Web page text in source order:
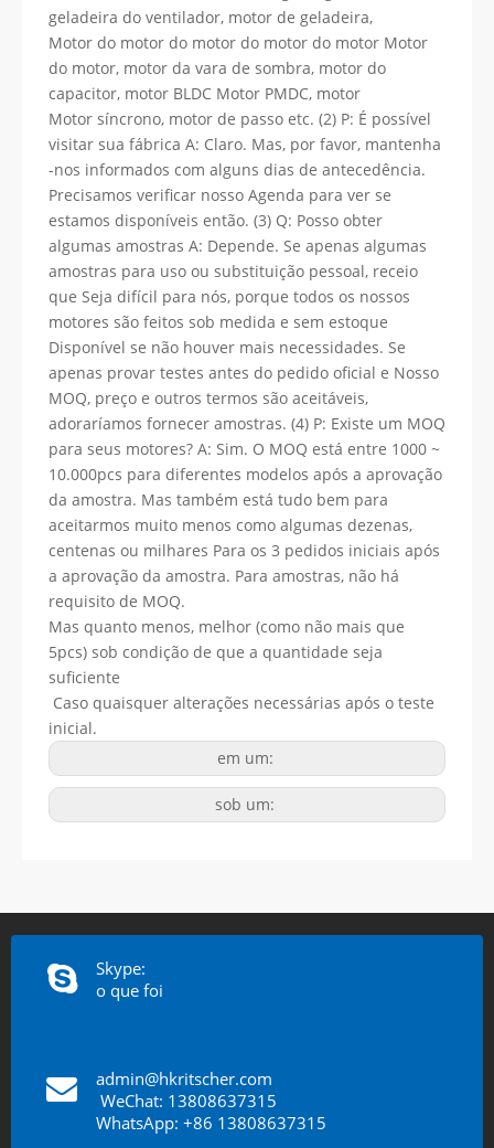
geladeira do ventilador, motor de geladeira,
Motor do motor do motor do motor do motor Motor
do motor, motor da vara de sombra, motor do
capacitor, motor BLDC Motor PMDC, motor
Motor síncrono, motor de passo etc. (2) P: É possível
visitar sua fábrica A: Claro. Mas, por favor, mantenha
-nos informados com alguns dias de antecedência.
Precisamos verificar nosso Agenda para ver se
estamos disponíveis então. (3) Q: Posso obter
algumas amostras A: Depende. Se apenas algumas
amostras para uso ou substituição pessoal, receio
que Seja difícil para nós, porque todos os nossos
motores são feitos sob medida e sem estoque
Disponível se não houver mais necessidades. Se
apenas provar testes antes do pedido oficial e Nosso
MOQ, preço e outros termos são aceitáveis,
adoraríamos fornecer amostras. (4) P: Existe um MOQ
para seus motores? A: Sim. O MOQ está entre 1000 ~
10.000pcs para diferentes modelos após a aprovação
da amostra. Mas também está tudo bem para
aceitarmos muito menos como algumas dezenas,
centenas ou milhares Para os 3 pedidos iniciais após
a aprovação da amostra. Para amostras, não há
requisito de MOQ.
Mas quanto menos, melhor (como não mais que
5pcs) sob condição de que a quantidade seja
suficiente
Caso quaisquer alterações necessárias após o teste
inicial.
em um:
sob um:
Skype:
o que foi
admin@hkritscher.com
WeChat: 13808637315
WhatsApp: +86 13808637315